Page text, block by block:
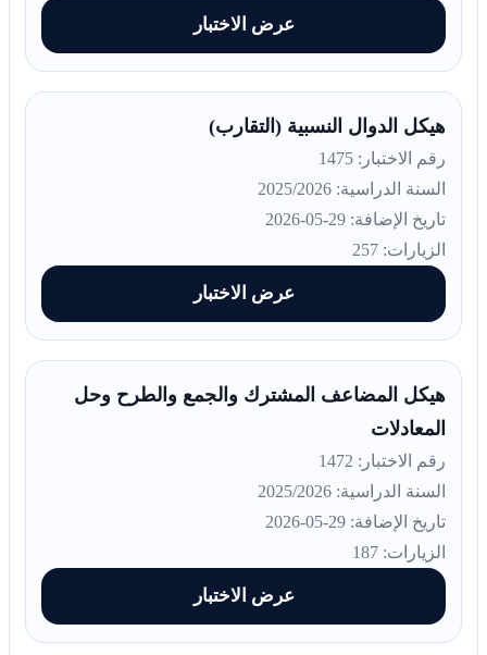
عرض الاختبار
هيكل الدوال النسبية (التقارب)
رقم الاختبار: 1475
السنة الدراسية: 2025/2026
تاريخ الإضافة: 29-05-2026
الزيارات: 257
عرض الاختبار
هيكل المضاعف المشترك والجمع والطرح وحل
المعادلات
رقم الاختبار: 1472
السنة الدراسية: 2025/2026
تاريخ الإضافة: 29-05-2026
الزيارات: 187
عرض الاختبار